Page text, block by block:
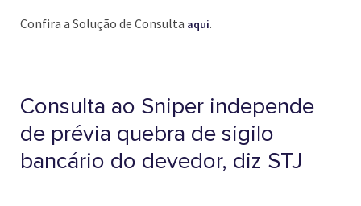
Confira a Solução de Consulta aqui.
Consulta ao Sniper independe
de prévia quebra de sigilo
bancário do devedor, diz STJ